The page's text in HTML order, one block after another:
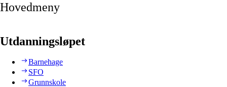
Hovedmeny
Utdanningsløpet
Barnehage
SFO
Grunnskole